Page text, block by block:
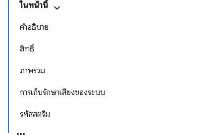
ในหน้านี้
คำอธิบาย
สิทธิ์
ภาพรวม
การเก็บรักษาเสียงของระบบ
รหัสสตรีม